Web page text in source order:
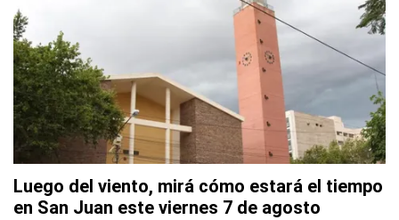
Luego del viento, mirá cómo estará el tiempo
en San Juan este viernes 7 de agosto